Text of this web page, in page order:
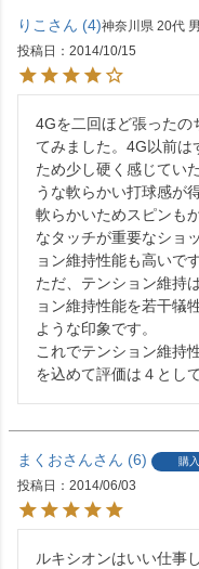
りこ 4 神奈川県 20代
投稿日
2014/10/15
4Gを二回ほど張ったの
てみました。4G以前は
ため少し硬く感じてい
うな軟らかい打球感が
軟らかいためスピンも
なタッチが重要なショ
ョン維持性能も高いです
ただ、テンション維持
ョン維持性能を若干犠
ような印象です。
これでテンション維持
を込めて評価は４とし
まくおさん 6 購
投稿日
2014/06/03
ルキシオンはいい仕事